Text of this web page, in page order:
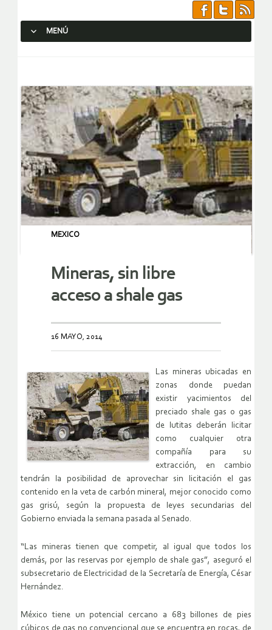
MENÚ
MEXICO
Mineras, sin libre
acceso a shale gas
16 MAYO, 2014
Las mineras ubicadas en
zonas donde puedan
existir yacimientos del
preciado shale gas o gas
de lutitas deberán licitar
como cualquier otra
compañía para su
extracción, en cambio
tendrán la posibilidad de aprovechar sin licitación el gas
contenido en la veta de carbón mineral, mejor conocido como
gas grisú, según la propuesta de leyes secundarias del
Gobierno enviada la semana pasada al Senado.
“Las mineras tienen que competir, al igual que todos los
demás, por las reservas por ejemplo de shale gas”, aseguró el
subsecretario de Electricidad de la Secretaría de Energía, César
Hernández.
México tiene un potencial cercano a 683 billones de pies